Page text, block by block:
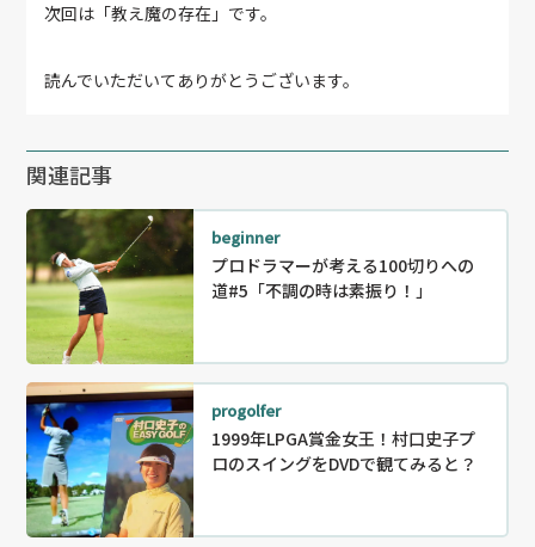
次回は「教え魔の存在」です。
読んでいただいてありがとうございます。
関連記事
beginner
プロドラマーが考える100切りへの
道#5「不調の時は素振り！」
progolfer
1999年LPGA賞金女王！村口史子プ
ロのスイングをDVDで観てみると？